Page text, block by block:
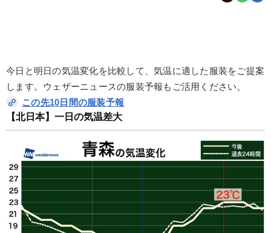
今日と明日の気温変化を比較して、気温に適した服装をご提案
します。ウェザーニュースの服装予報もご活用ください。
この先10日間の服装予報
【北日本】一日の気温差大